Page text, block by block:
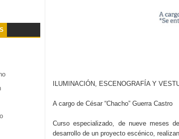
ILUMINACIÓN, ESCENOGRAFÍA Y
A cargo de César “Chacho” Guerra Castro
Curso especializado, de nueve meses
desarrollo de un proyecto escénico,